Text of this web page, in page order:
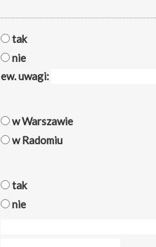
tak
nie
ew. uwagi:
w Warszawie
w Radomiu
tak
nie